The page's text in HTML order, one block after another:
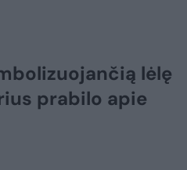
lėlę
prabilo apie